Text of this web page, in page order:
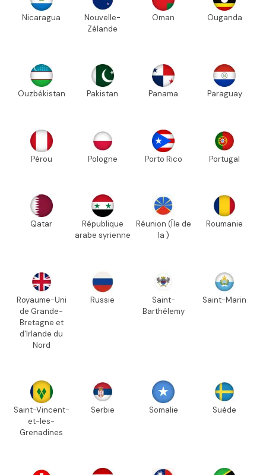
Nicaragua
Nouvelle-
Zélande
Oman Ouganda
Ouzbékistan Pakistan Panama Paraguay
Pérou Pologne Porto Rico Portugal
Qatar
République
arabe syrienne
Réunion (Île de
la )
Roumanie
Royaume-Uni
de Grande-
Bretagne et
d'Irlande du
Nord
Russie
Saint-
Barthélemy
Saint-Marin
Saint-Vincent-
et-les-
Grenadines
Serbie Somalie Suède